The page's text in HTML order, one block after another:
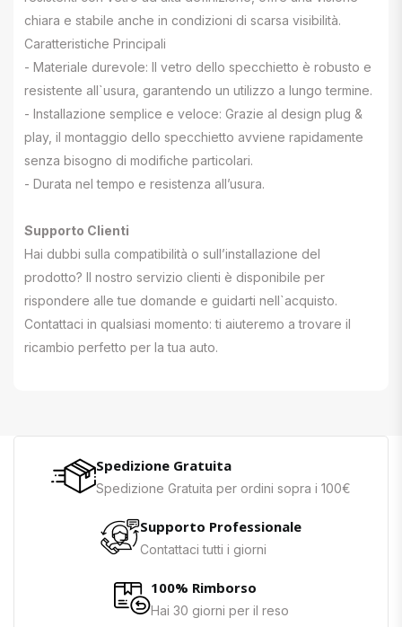
chiara e stabile anche in condizioni di scarsa visibilità.
Caratteristiche Principali
- Materiale durevole: Il vetro dello specchietto è robusto e
resistente all`usura, garantendo un utilizzo a lungo termine.
- Installazione semplice e veloce: Grazie al design plug &
play, il montaggio dello specchietto avviene rapidamente
senza bisogno di modifiche particolari.
- Durata nel tempo e resistenza all’usura.
Supporto Clienti
Hai dubbi sulla compatibilità o sull’installazione del
prodotto? Il nostro servizio clienti è disponibile per
rispondere alle tue domande e guidarti nell`acquisto.
Contattaci in qualsiasi momento: ti aiuteremo a trovare il
ricambio perfetto per la tua auto.
Spedizione Gratuita
Spedizione Gratuita per ordini sopra i 100€
Supporto Professionale
Contattaci tutti i giorni
100% Rimborso
Hai 30 giorni per il reso